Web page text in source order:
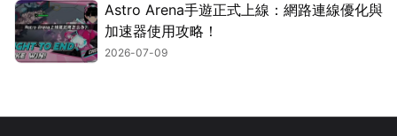
Astro Arena手遊正式上線：網路連線優化與
加速器使用攻略！
2026-07-09